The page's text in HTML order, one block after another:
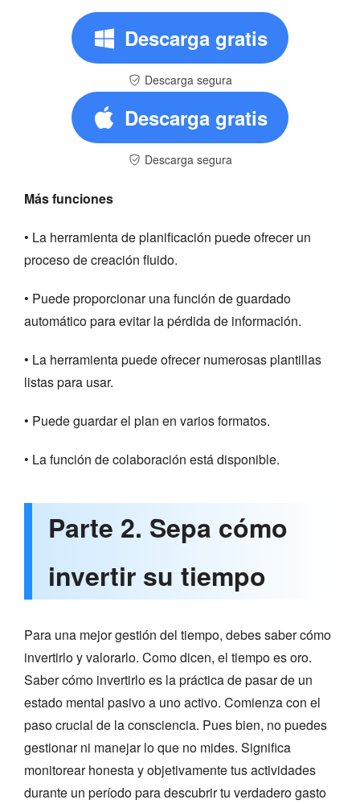
Descarga gratis
Descarga segura
Descarga gratis
Descarga segura
Más funciones
• La herramienta de planificación puede ofrecer un
proceso de creación fluido.
• Puede proporcionar una función de guardado
automático para evitar la pérdida de información.
• La herramienta puede ofrecer numerosas plantillas
listas para usar.
• Puede guardar el plan en varios formatos.
• La función de colaboración está disponible.
Parte 2. Sepa cómo
invertir su tiempo
Para una mejor gestión del tiempo, debes saber cómo
invertirlo y valorarlo. Como dicen, el tiempo es oro.
Saber cómo invertirlo es la práctica de pasar de un
estado mental pasivo a uno activo. Comienza con el
paso crucial de la consciencia. Pues bien, no puedes
gestionar ni manejar lo que no mides. Significa
monitorear honesta y objetivamente tus actividades
durante un período para descubrir tu verdadero gasto